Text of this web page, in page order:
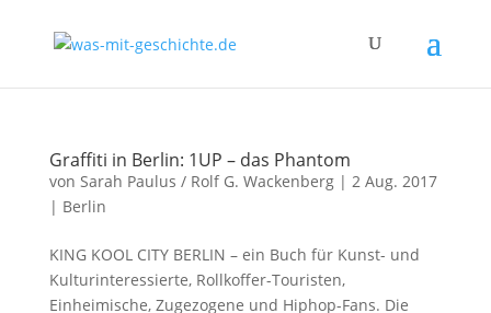
Graffiti in Berlin: 1UP – das Phantom
von Sarah Paulus / Rolf G. Wackenberg| 2 Aug. 2017
| Berlin
KING KOOL CITY BERLIN – ein Buch für Kunst- und
Kulturinteressierte, Rollkoffer-Touristen,
Einheimische, Zugezogene und Hiphop-Fans. Die